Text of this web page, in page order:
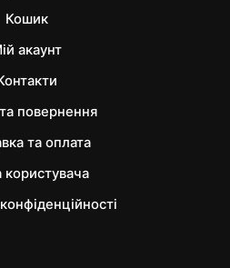
Кошик
акаунт
повернення
та оплата
користувача